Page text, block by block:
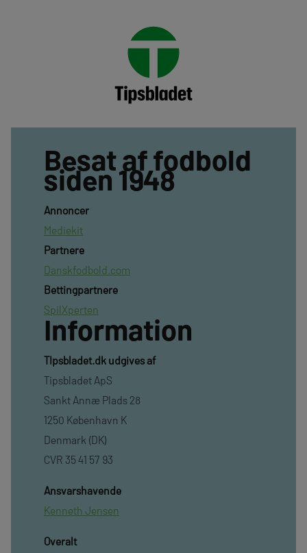
Besat af fodbold
siden 1948
Annoncer
Mediekit
Partnere
Danskfodbold.com
Bettingpartnere
SpilXperten
Information
TIpsbladet.dk udgives af
Tipsbladet ApS
Sankt Annæ Plads 28
1250 København K
Denmark (DK)
CVR 35 41 57 93
Ansvarshavende
Kenneth Jensen
Overalt